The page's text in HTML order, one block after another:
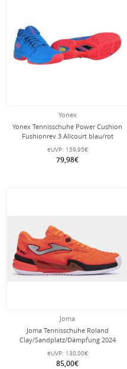
Yonex
Yonex Tennisschuhe Power Cushion
Fushionrev 3 Allcourt blau/rot
eUVP: 159,95€
79,98€
Joma
Joma Tennisschuhe Roland
Clay/Sandplatz/Dämpfung 2024
eUVP: 130,00€
85,00€